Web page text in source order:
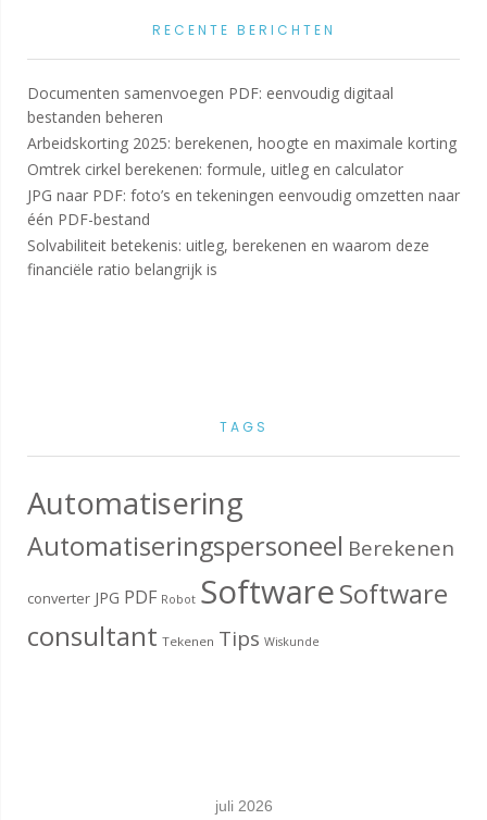
RECENTE BERICHTEN
Documenten samenvoegen PDF: eenvoudig digitaal
bestanden beheren
Arbeidskorting 2025: berekenen, hoogte en maximale korting
Omtrek cirkel berekenen: formule, uitleg en calculator
JPG naar PDF: foto’s en tekeningen eenvoudig omzetten naar
één PDF-bestand
Solvabiliteit betekenis: uitleg, berekenen en waarom deze
financiële ratio belangrijk is
TAGS
Automatisering
Automatiseringspersoneel Berekenen
converter JPG PDF Robot SoftwareSoftware
consultant Tekenen Tips Wiskunde
juli 2026